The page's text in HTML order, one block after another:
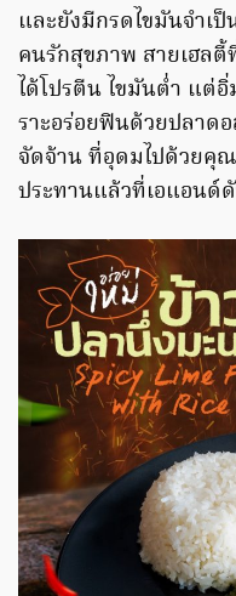
และยังมีกรดไขมันจำเป็
คนรักสุขภาพ สายเฮลตี้
ได้โปรตีน ไขมันต่ำ แต่
ราะอร่อยฟินด้วยปลาด
จัดจ้าน ที่อุดมไปด้วยคุ
ประทานแล้วที่เอแอนด์